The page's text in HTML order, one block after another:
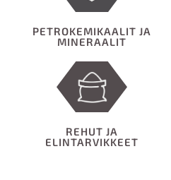
PETROKEMIKAALIT JA
MINERAALIT
REHUT JA
ELINTARVIKKEET